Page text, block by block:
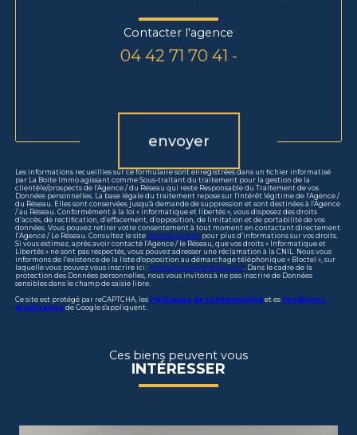
Contacter l'agence
04 42 71 70 41 -
envoyer
Les informations recueillies sur ce formulaire sont enregistrées dans un fichier informatisé
par La Boite Immo agissant comme Sous-traitant du traitement pour la gestion de la
clientèle/prospects de l'Agence / du Réseau qui reste Responsable du Traitement de vos
Données personnelles. La base légale du traitement repose sur l'intérêt légitime de l'Agence /
du Réseau. Elles sont conservées jusqu'à demande de suppression et sont destinées à l'Agence
/ au Réseau. Conformément à la loi « informatique et libertés », vous disposez des droits
d’accès, de rectification, d’effacement, d’opposition, de limitation et de portabilité de vos
données. Vous pouvez retirer votre consentement à tout moment en contactant directement
l’Agence / Le Réseau. Consultez le site https://cnil.fr/fr pour plus d’informations sur vos droits.
Si vous estimez, après avoir contacté l'Agence / le Réseau, que vos droits « Informatique et
Libertés » ne sont pas respectés, vous pouvez adresser une réclamation à la CNIL. Nous vous
informons de l’existence de la liste d'opposition au démarchage téléphonique « Bloctel », sur
laquelle vous pouvez vous inscrire ici : https://www.bloctel.gouv.fr . Dans le cadre de la
protection des Données personnelles, nous vous invitons à ne pas inscrire de Données
sensibles dans le champ de saisie libre.
Ce site est protégé par reCAPTCHA, les Politiques de Confidentialité et es Conditions
d'utilisation de Google s'appliquent.
Ces biens peuvent vous
INTÉRESSER